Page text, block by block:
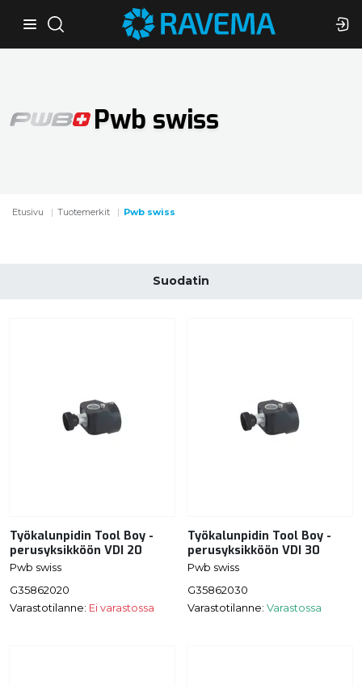
Etusivu Tuotemerkit Pwb swiss
Pwb swiss
Suodatin
Työkalunpidin Tool Boy -
perusyksikköön VDI 20
Pwb swiss
G35862020
Varastotilanne: Ei varastossa
Työkalunpidin Tool Boy -
perusyksikköön VDI 30
Pwb swiss
G35862030
Varastotilanne: Varastossa